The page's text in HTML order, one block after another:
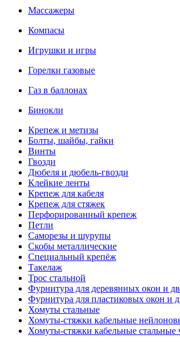
Массажеры
Компасы
Игрушки и игры
Горелки газовые
Газ в баллонах
Бинокли
Крепеж и метизы
Болты, шайбы, гайки
Винты
Гвозди
Дюбеля и дюбель-гвозди
Клейкие ленты
Крепеж для кабеля
Крепеж для стяжек
Перфорированный крепеж
Петли
Саморезы и шурупы
Скобы металлические
Специальный крепёж
Такелаж
Трос стальной
Фурнитура для деревянных окон и
Фурнитура для пластиковых окон и
Хомуты стальные
Хомуты-стяжки кабельные
Хомуты-стяжки кабельные стальные